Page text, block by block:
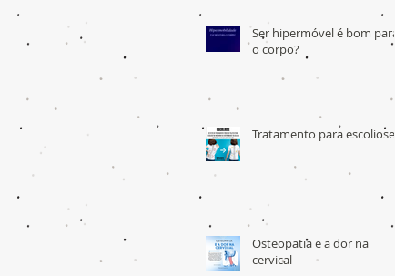
Ser hipermóvel é bom para
o corpo?
Tratamento para escoliose
Osteopatia e a dor na
cervical